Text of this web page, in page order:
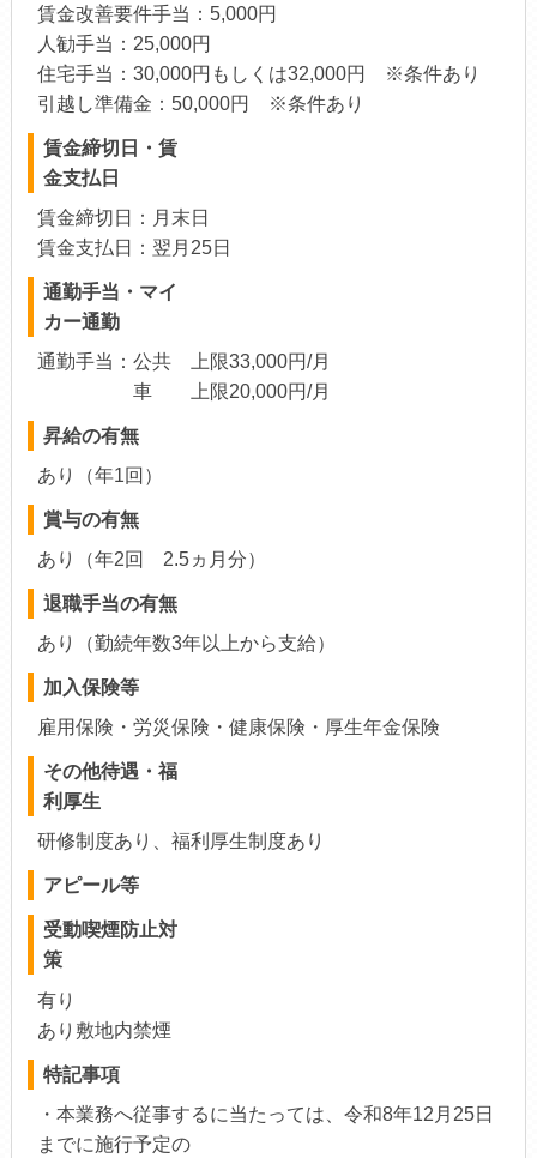
賃金改善要件手当：5,000円
人勧手当：25,000円
住宅手当：30,000円もしくは32,000円 ※条件あり
引越し準備金：50,000円 ※条件あり
賃金締切日・賃
金支払日
賃金締切日：月末日
賃金支払日：翌月25日
通勤手当・マイ
カー通勤
通勤手当：公共 上限33,000円/月
車 上限20,000円/月
昇給の有無
あり（年1回）
賞与の有無
あり（年2回 2.5ヵ月分）
退職手当の有無
あり（勤続年数3年以上から支給）
加入保険等
雇用保険・労災保険・健康保険・厚生年金保険
その他待遇・福
利厚生
研修制度あり、福利厚生制度あり
アピール等
受動喫煙防止対
策
有り
あり敷地内禁煙
特記事項
・本業務へ従事するに当たっては、令和8年12月25日
までに施行予定の